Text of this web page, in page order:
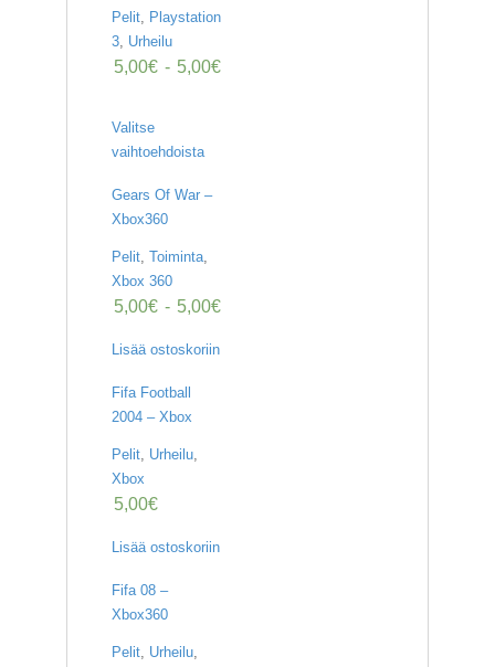
Pelit, Playstation
3, Urheilu
5,00€ - 5,00€
Valitse
vaihtoehdoista
Gears Of War –
Xbox360
Pelit, Toiminta,
Xbox 360
5,00€ - 5,00€
Lisää ostoskoriin
Fifa Football
2004 – Xbox
Pelit, Urheilu,
Xbox
5,00€
Lisää ostoskoriin
Fifa 08 –
Xbox360
Pelit, Urheilu,